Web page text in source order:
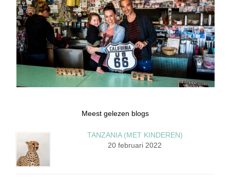
Meest gelezen blogs
TANZANIA (MET KINDEREN)
20 februari 2022